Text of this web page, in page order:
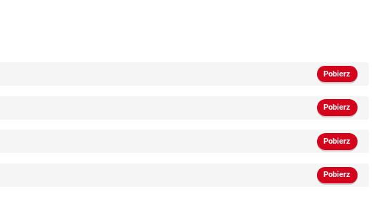
Pobierz
Pobierz
Pobierz
Pobierz